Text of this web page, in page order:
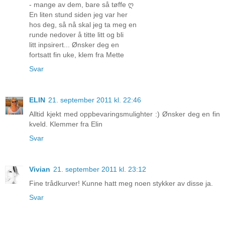
- mange av dem, bare så tøffe ღ
En liten stund siden jeg var her
hos deg, så nå skal jeg ta meg en
runde nedover å titte litt og bli
litt inpsirert... Ønsker deg en
fortsatt fin uke, klem fra Mette
Svar
ELIN 21. september 2011 kl. 22:46
Alltid kjekt med oppbevaringsmulighter :) Ønsker deg en fin
kveld. Klemmer fra Elin
Svar
Vivian 21. september 2011 kl. 23:12
Fine trådkurver! Kunne hatt meg noen stykker av disse ja.
Svar